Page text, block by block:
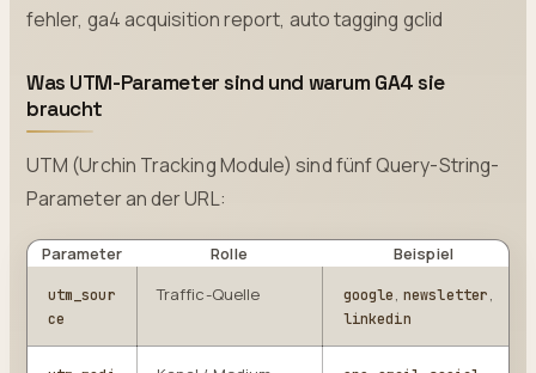
fehler, ga4 acquisition report, auto tagging gclid
Was UTM-Parameter sind und warum GA4 sie
braucht
UTM (Urchin Tracking Module) sind fünf Query-String-
Parameter an der URL:
Parameter Rolle Beispiel
utm_sour
ce
Traffic-Quelle google, newsletter,
linkedin